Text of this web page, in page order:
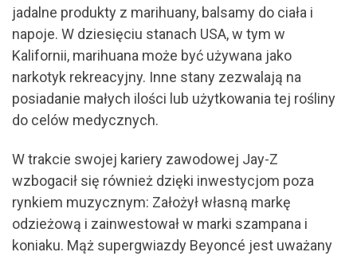
jadalne produkty z marihuany, balsamy do ciała i
napoje. W dziesięciu stanach USA, w tym w
Kalifornii, marihuana może być używana jako
narkotyk rekreacyjny. Inne stany zezwalają na
posiadanie małych ilości lub użytkowania tej rośliny
do celów medycznych.
W trakcie swojej kariery zawodowej Jay-Z
wzbogacił się również dzięki inwestycjom poza
rynkiem muzycznym: Założył własną markę
odzieżową i zainwestował w marki szampana i
koniaku. Mąż supergwiazdy Beyoncé jest uważany